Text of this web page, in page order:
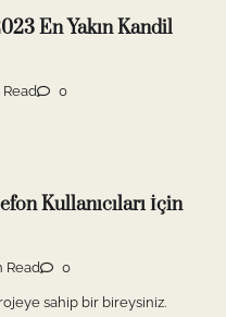
En Yakın Kandil
0
Kullanıcıları İçin
Read 0
sahip bir bireysiniz.